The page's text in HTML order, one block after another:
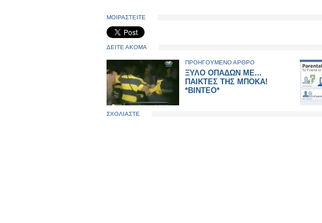
ΜΟΙΡΑΣΤΕΙΤΕ
ΔΕΙΤΕ ΑΚΟΜΑ
ΠΡΟΗΓΟΥΜΕΝΟ ΑΡΘΡΟ
ΞΥΛΟ ΟΠΑΔΩΝ ΜΕ...
ΠΑΙΚΤΕΣ ΤΗΣ ΜΠΟΚΑ!
*ΒΙΝΤΕΟ*
ΣΧΟΛΙΑΣΤΕ